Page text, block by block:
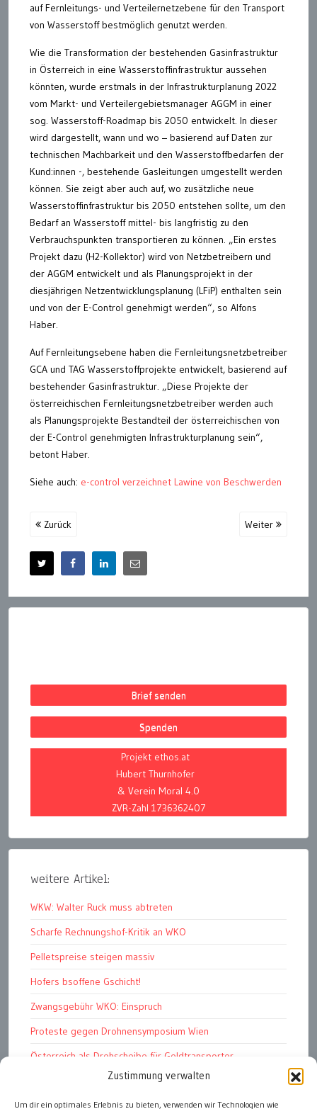
Zustimmung verwalten
Um dir ein optimales Erlebnis zu bieten, verwenden wir Technologien wie
auf Fernleitungs- und Verteilernetzebene für den Transport
von Wasserstoff bestmöglich genutzt werden.
Wie die Transformation der bestehenden Gasinfrastruktur
in Österreich in eine Wasserstoffinfrastruktur aussehen
könnten, wurde erstmals in der Infrastrukturplanung 2022
vom Markt- und Verteilergebietsmanager AGGM in einer
sog. Wasserstoff-Roadmap bis 2050 entwickelt. In dieser
wird dargestellt, wann und wo – basierend auf Daten zur
technischen Machbarkeit und den Wasserstoffbedarfen der
Kund:innen -, bestehende Gasleitungen umgestellt werden
können. Sie zeigt aber auch auf, wo zusätzliche neue
Wasserstoffinfrastruktur bis 2050 entstehen sollte, um den
Bedarf an Wasserstoff mittel- bis langfristig zu den
Verbrauchspunkten transportieren zu können. „Ein erstes
Projekt dazu (H2-Kollektor) wird von Netzbetreibern und
der AGGM entwickelt und als Planungsprojekt in der
diesjährigen Netzentwicklungsplanung (LFiP) enthalten sein
und von der E-Control genehmigt werden“, so Alfons
Haber.
Auf Fernleitungsebene haben die Fernleitungsnetzbetreiber
GCA und TAG Wasserstoffprojekte entwickelt, basierend auf
bestehender Gasinfrastruktur. „Diese Projekte der
österreichischen Fernleitungsnetzbetreiber werden auch
als Planungsprojekte Bestandteil der österreichischen von
der E-Control genehmigten Infrastrukturplanung sein“,
betont Haber.
Siehe auch: e-control verzeichnet Lawine von Beschwerden
Zurück Weiter
Brief senden
Spenden
Projekt ethos.at
Hubert Thurnhofer
& Verein Moral 4.0
ZVR-Zahl 1736362407
weitere Artikel:
WKW: Walter Ruck muss abtreten
Scharfe Rechnungshof-Kritik an WKO
Pelletspreise steigen massiv
Hofers bsoffene Gschicht!
Zwangsgebühr WKO: Einspruch
Proteste gegen Drohnensymposium Wien
Österreich als Drehscheibe für Geldtransporter
Financial Stability Report der OeNB 2026
Genug Eier fürs Osterkörberl?